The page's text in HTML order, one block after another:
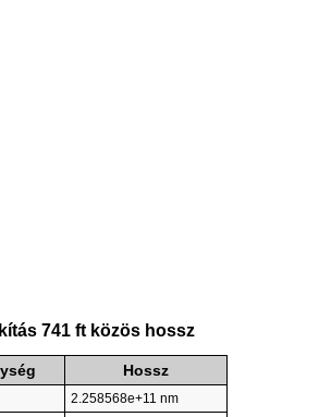
741 ft közös hossz
Hossz
2.258568e+11 nm